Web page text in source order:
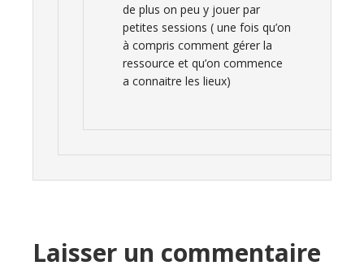
de plus on peu y jouer par
petites sessions ( une fois qu’on
à compris comment gérer la
ressource et qu’on commence
a connaitre les lieux)
Laisser un commentaire